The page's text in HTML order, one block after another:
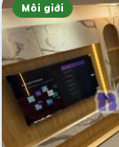
Môi giới